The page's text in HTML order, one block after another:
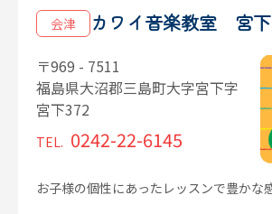
会津 カワイ音楽教室 宮
〒969 - 7511
福島県大沼郡三島町大字宮下字
宮下372
TEL. 0242-22-6145
お子様の個性にあったレッスンで豊かな